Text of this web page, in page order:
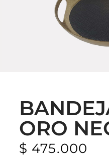
ORO
$ 475.000